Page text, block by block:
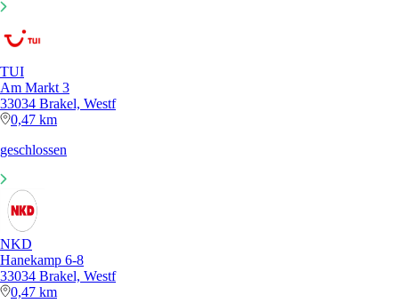
TUI
Am Markt 3
33034 Brakel, Westf
0,47 km
geschlossen
NKD
Hanekamp 6-8
33034 Brakel, Westf
0,47 km